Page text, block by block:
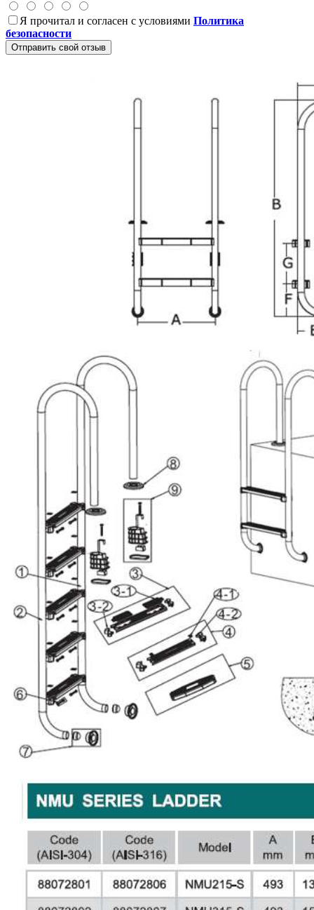
Я прочитал и согласен с условиями Политика
безопасности
Отправить свой отзыв